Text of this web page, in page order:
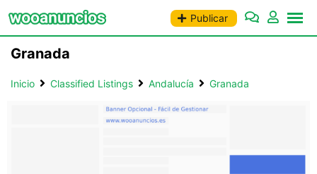
Saltar
contenido
Publicar
Granada
Inicio Classified Listings Andalucía Granada